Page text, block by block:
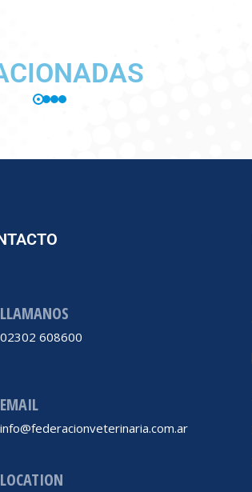
LLAMANOS
02302 608600
EMAIL
info@federacionveterinaria.com.ar
LOCATION